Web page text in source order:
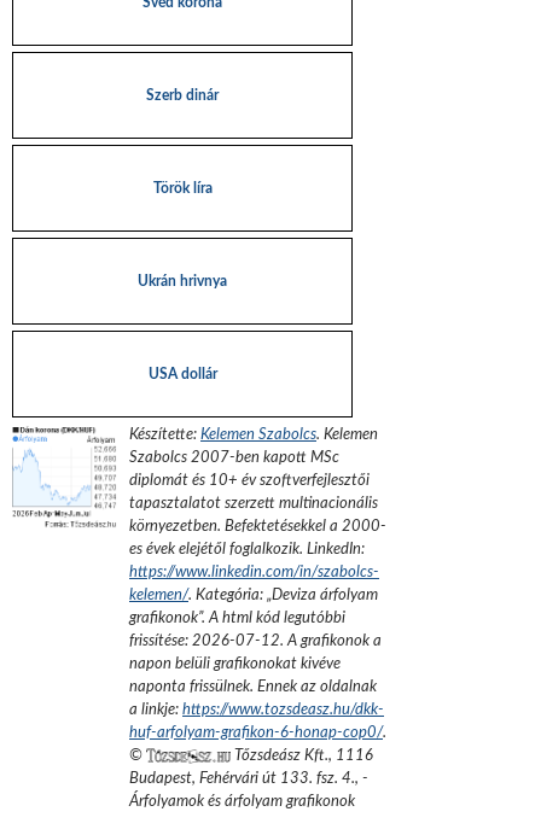
Szerb dinár
Török líra
Ukrán hrivnya
USA dollár
Készítette: Kelemen Szabolcs. Kelemen
Szabolcs 2007-ben kapott MSc
diplomát és 10+ év szoftverfejlesztői
tapasztalatot szerzett multinacionális
környezetben. Befektetésekkel a 2000-
es évek elejétől foglalkozik. LinkedIn:
https://www.linkedin.com/in/szabolcs-
kelemen/. Kategória: „Deviza árfolyam
grafikonok”.A html kód legutóbbi
frissítése: 2026-07-12. A grafikonok a
napon belüli grafikonokat kivéve
naponta frissülnek. Ennek az oldalnak
a linkje: https://www.tozsdeasz.hu/dkk-
huf-arfolyam-grafikon-6-honap-cop0/.
©
Tőzsdeász Kft., 1116
Budapest, Fehérvári út 133. fsz. 4., -
Árfolyamok és árfolyam grafikonok